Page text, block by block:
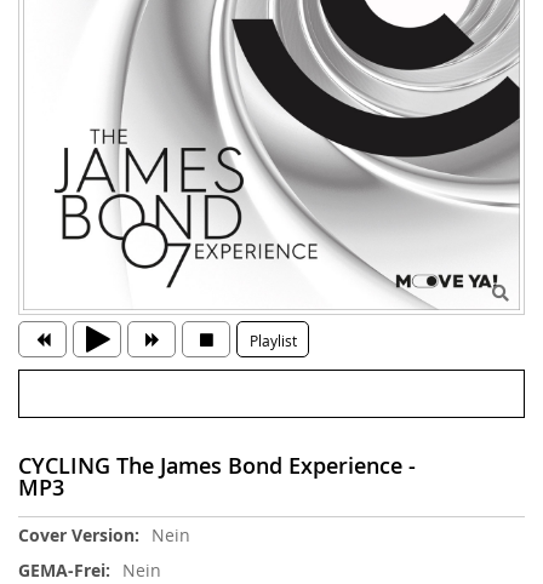
CYCLING The James Bond Experience -
MP3
Weitere
Nein
Nein
Playlist